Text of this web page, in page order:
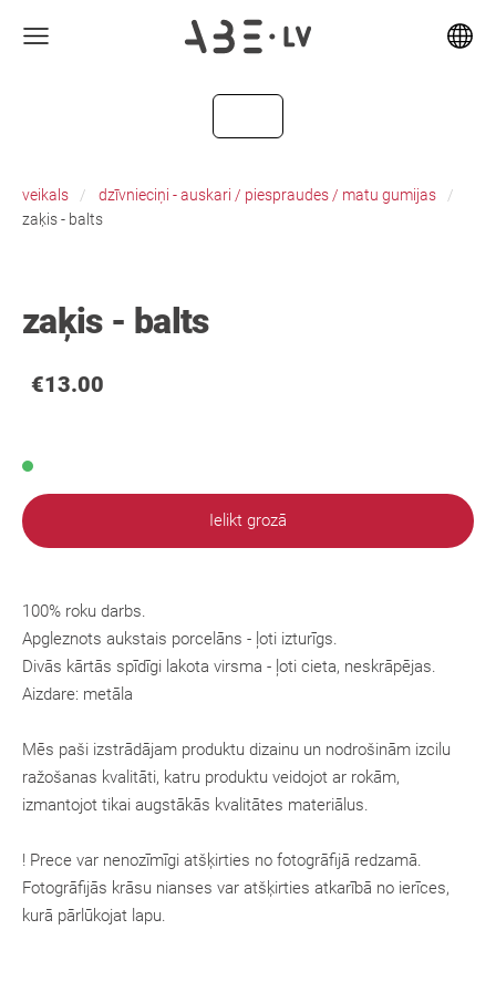
veikals
dzīvnieciņi - auskari / piespraudes / matu gumijas
zaķis - balts
zaķis - balts
€13.00
Ielikt grozā
100% roku darbs.
Apgleznots aukstais porcelāns - ļoti izturīgs.
Divās kārtās spīdīgi lakota virsma - ļoti cieta, neskrāpējas.
Aizdare: metāla
Mēs paši izstrādājam produktu dizainu un nodrošinām izcilu
ražošanas kvalitāti, katru produktu veidojot ar rokām,
izmantojot tikai augstākās kvalitātes materiālus.
! Prece var nenozīmīgi atšķirties no fotogrāfijā redzamā.
Fotogrāfijās krāsu nianses var atšķirties atkarībā no ierīces,
kurā pārlūkojat lapu.